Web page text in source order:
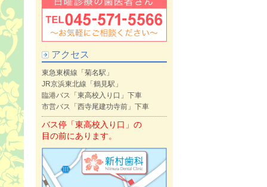
アクセス
東急東横線「菊名駅」
JR京浜東北線「鶴見駅」
臨港バス「東高校入り口」下車
市営バス「西寺尾建功寺前」下車
バス停「東高校入り口」の
目の前にあります。